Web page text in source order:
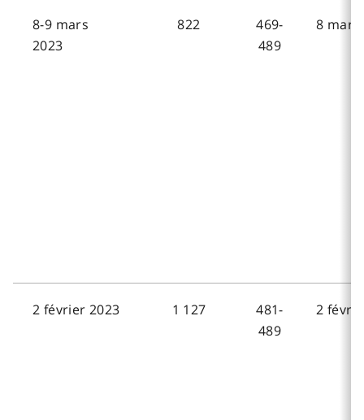
8-9 mars
2023
822
469-
489
8 mars
2 février 2023 1 127
481-
489
2